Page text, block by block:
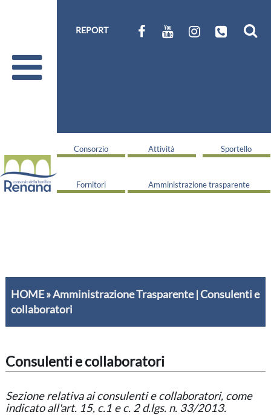
REPORT
Consorzio Attività Sportello
Fornitori Amministrazione trasparente
HOME»Amministrazione Trasparente|Consulenti e
collaboratori
Consulenti e collaboratori
Sezione relativa ai consulenti e collaboratori, come
indicato all'art. 15, c.1 e c. 2 d.lgs. n. 33/2013.